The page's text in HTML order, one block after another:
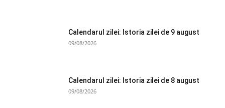
Calendarul zilei: Istoria zilei de 9 august
09/08/2026
Calendarul zilei: Istoria zilei de 8 august
09/08/2026